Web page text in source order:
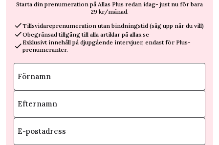
Starta din prenumeration på Allas Plus redan idag- just nu för bara
29 kr/månad.
Tillsvidareprenumeration utan bindningstid (säg upp när du vill)
Obegränsad tillgång till alla artiklar på allas.se
Exklusivt innehåll på djupgående intervjuer, endast för Plus-
prenumeranter.
Förnamn
Efternamn
E-postadress